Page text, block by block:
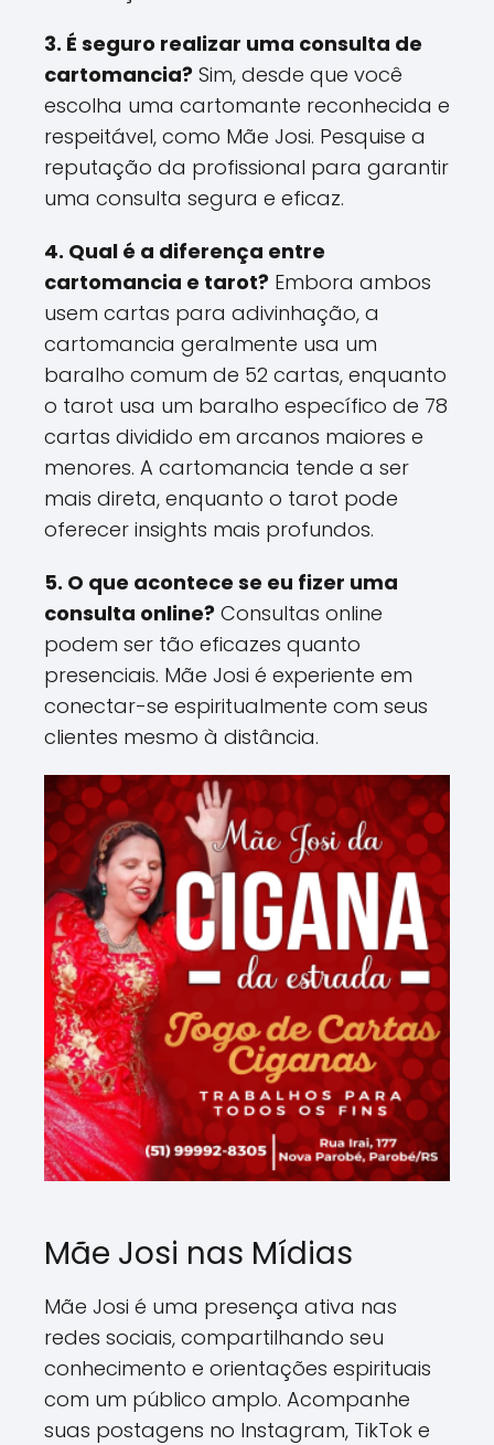
3. É seguro realizar uma consulta de
cartomancia? Sim, desde que você
escolha uma cartomante reconhecida e
respeitável, como Mãe Josi. Pesquise a
reputação da profissional para garantir
uma consulta segura e eficaz.
4. Qual é a diferença entre
cartomancia e tarot? Embora ambos
usem cartas para adivinhação, a
cartomancia geralmente usa um
baralho comum de 52 cartas, enquanto
o tarot usa um baralho específico de 78
cartas dividido em arcanos maiores e
menores. A cartomancia tende a ser
mais direta, enquanto o tarot pode
oferecer insights mais profundos​.
5. O que acontece se eu fizer uma
consulta online? Consultas online
podem ser tão eficazes quanto
presenciais. Mãe Josi é experiente em
conectar-se espiritualmente com seus
clientes mesmo à distância​.
Mãe Josi nas Mídias
Mãe Josi é uma presença ativa nas
redes sociais, compartilhando seu
conhecimento e orientações espirituais
com um público amplo. Acompanhe
suas postagens no Instagram, TikTok e